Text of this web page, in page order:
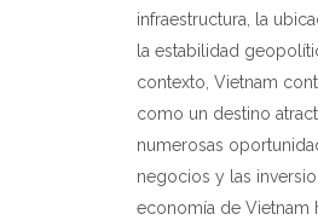
infraestructura, la
la estabilidad
contexto, Vietnam
como un destino
numerosas
negocios y las
economía de Vietnam